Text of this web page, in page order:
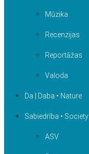
Mūzika
Recenzijas
Reportāžas
Valoda
Da | Daba • Nature
Sabiedrība • Society
ASV